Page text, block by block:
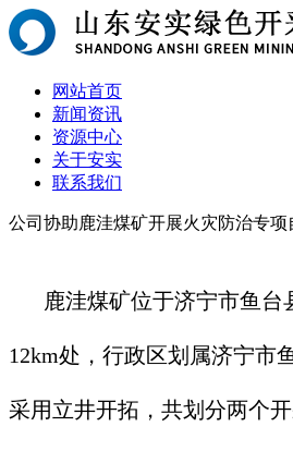
网站首页
新闻资讯
资源中心
关于安实
联系我们
公司协助鹿洼煤矿开展火灾防治专项
鹿洼煤矿位于济宁市鱼台
12km处，行政区划属济宁市
采用立井开拓，共划分两个